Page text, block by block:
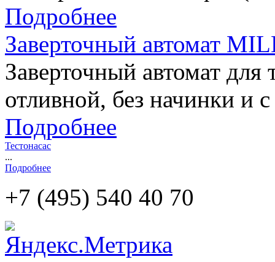
Подробнее
Заверточный автомат
Заверточный автомат для
отливной, без начинки и
Подробнее
Тестонасас
...
Подробнее
+7 (495) 540 40 70